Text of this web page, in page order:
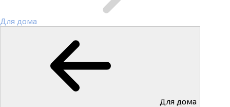
Для дома
Для дома